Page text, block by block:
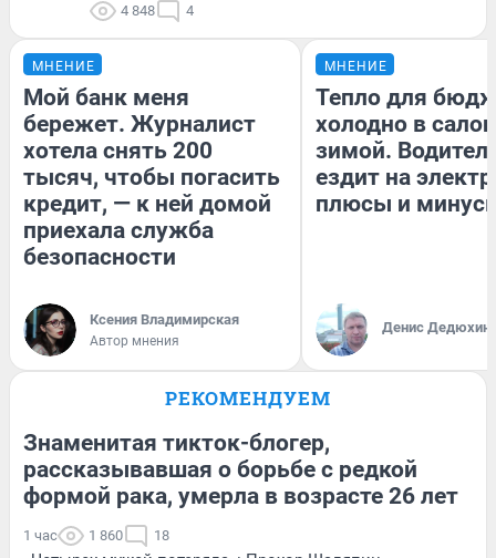
4 848 4
МНЕНИЕ
Мой банк меня
бережет. Журналист
хотела снять 200
тысяч, чтобы погасить
кредит, — к ней домой
приехала служба
безопасности
Ксения Владимирская
Автор мнения
МНЕНИЕ
Тепло для
холодно в
зимой.
ездит на
плюсы и
Денис Дедюхин
РЕКОМЕНДУЕМ
Знаменитая тикток-блогер,
рассказывавшая о борьбе с редкой
формой рака, умерла в возрасте 26 лет
1 час 1 860 18